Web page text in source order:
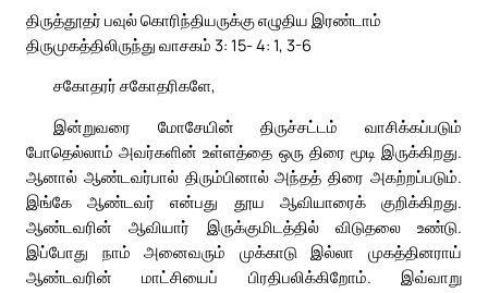
திருத்தூதர் பவுல் கொரிந்தியருக்கு எழுதிய இரண்டாம்
திருமுகத்திலிருந்து வாசகம் 3: 15- 4: 1, 3-6
சகோதரர் சகோதரிகளே,
இன்றுவரை மோசேயின் திருச்சட்டம் வாசிக்கப்படும்
போதெல்லாம் அவர்களின் உள்ளத்தை ஒரு திரை மூடி இருக்கிறது.
ஆனால் ஆண்டவர்பால் திரும்பினால் அந்தத் திரை அகற்றப்படும்.
இங்கே ஆண்டவர் என்பது தூய ஆவியாரைக் குறிக்கிறது.
ஆண்டவரின் ஆவியார் இருக்குமிடத்தில் விடுதலை உண்டு.
இப்போது நாம் அனைவரும் முக்காடு இல்லா முகத்தினராய்
ஆண்டவரின் மாட்சியைப் பிரதிபலிக்கிறோம். இவ்வாறு